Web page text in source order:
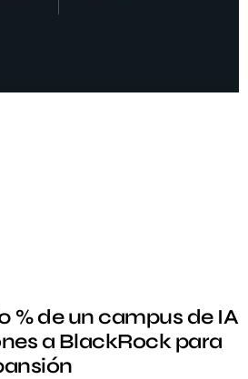
% de un campus de IA
a BlackRock para